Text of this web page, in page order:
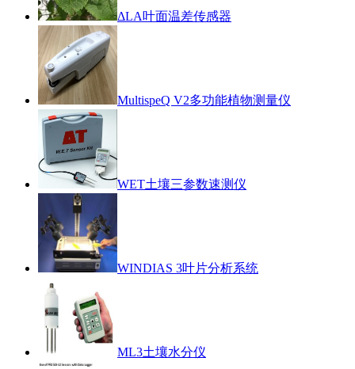
ΔLA叶面温差传感器
MultispeQ V2多功能植物测量仪
WET土壤三参数速测仪
WINDIAS 3叶片分析系统
ML3土壤水分仪